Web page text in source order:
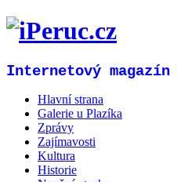
Internetový
Hlavní strana
Galerie u Plazíka
Zprávy
Zajímavosti
Kultura
Historie